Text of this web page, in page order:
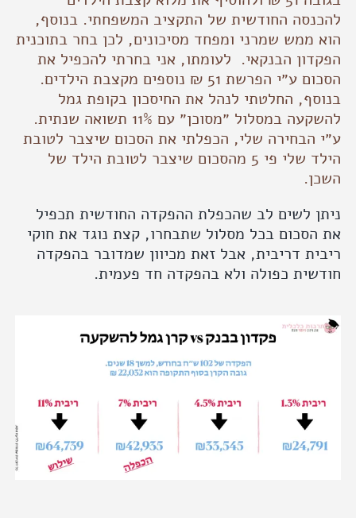
החודשית של התקציב המשפחתי. בנוסף,
ממש שמרני ומפחד מסיכונים, לכן בחר בתוכנית
הבנקאי. לעומתו, אני בחרתי להכפיל את
הפרשת 51 ₪ נוספים מקצבת הילדים.
החלטתי לנהל את החיסכון בקופת גמל
להשקעה במסלול ״מסוכן״ עם 11% תשואה שנתית.
הבחירה שלי, הכפלתי את הסכום שיצבר לטובת
הילד שלי פי 5 מהסכום שיצבר לטובת הילד של
לשים לב שהכפלת ההפקדה החודשית תכפיל
בכל מסלול שתבחרו, קצת נוגד את חוקי
דריבית, אבל זאת מכיוון שמדובר בהפקדה
כפולה ולא בהפקדה חד פעמית.